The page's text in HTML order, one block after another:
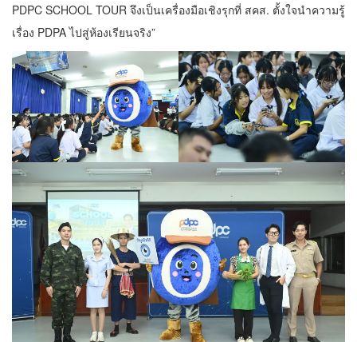
PDPC SCHOOL TOUR จึงเป็นเครื่องมือเชิงรุกที่ สคส. ตั้งใจนำความรู้
เรื่อง PDPA ไปสู่ห้องเรียนจริง”